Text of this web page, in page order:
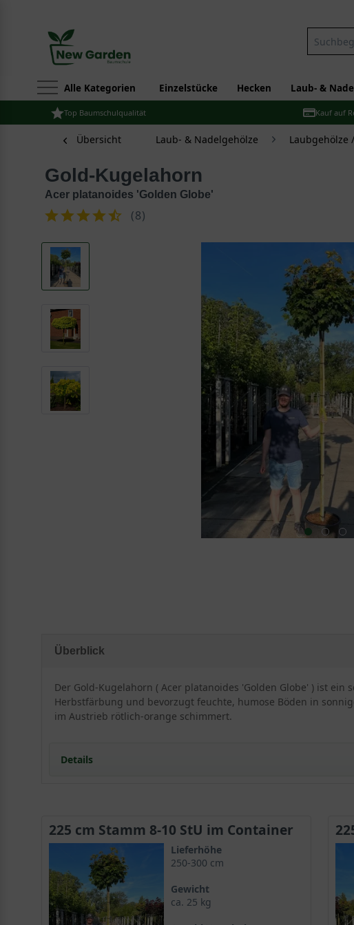
Alle Kategorien Einzelstücke Hecken Laub- &
Top Baumschulqualität Kauf auf
Übersicht Laub- & Nadelgehölze Laubgehölze
Gold-Kugelahorn
Acer platanoides 'Golden Globe'
(8)
Überblick
Der Gold-Kugelahorn ( Acer platanoides 'Golden Globe' ) ist
Herbstfärbung und bevorzugt feuchte, humose Böden in
im Austrieb rötlich-orange schimmert.
Details
Der Gold-Kugelahorn ist eine junge Selektion des Acer
Neben der formschönen kugeligen Wuchsform überzeugt der
Gartenhighlight macht. Das grün-gold schimmernde Blatt
Im deutschsprachigen Raum unter den Namen Spitz-Ahorn
225 cm Stamm 8-10 StU im Container
Lieferhöhe
250-300 cm
Gewicht
ca. 25 kg